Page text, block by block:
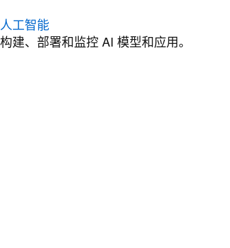
人工智能
构建、部署和监控 AI 模型和应用。